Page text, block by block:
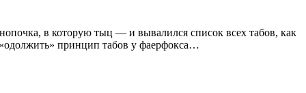
в которую тыц — и вывалился список всех табов, как
принцип табов у фаерфокса…